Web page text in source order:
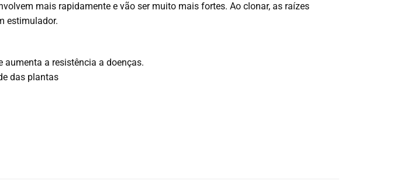
mais rapidamente e vão ser muito mais fortes. Ao clonar, as raízes
estimulador.
a resistência a doenças.
das plantas